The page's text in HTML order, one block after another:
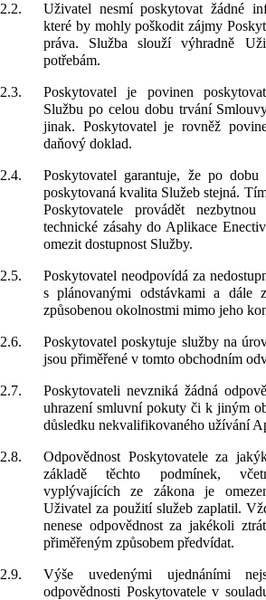
2.2.
Uživatel nesmí poskytovat žádné
které by mohly poškodit zájmy
práva. Služba slouží výhradně
potřebám.
2.3.
Poskytovatel je povinen
Službu po celou dobu trvání
jinak. Poskytovatel je rovněž
daňový doklad.
2.4.
Poskytovatel garantuje, že po
poskytovaná kvalita Služeb stejná.
Poskytovatele provádět
technické zásahy do Aplikace
omezit dostupnost Služby.
2.5.
Poskytovatel neodpovídá za
s plánovanými odstávkami a dále
způsobenou okolnostmi mimo jeho
2.6.
Poskytovatel poskytuje služby na
jsou přiměřené v tomto obchodním
2.7.
Poskytovateli nevzniká žádná
uhrazení smluvní pokuty či k jiným
důsledku nekvalifikovaného užívání
2.8.
Odpovědnost Poskytovatele za
základě těchto podmínek,
vyplývajících ze zákona je
Uživatel za použití služeb zaplatil.
nenese odpovědnost za jakékoli
přiměřeným způsobem předvídat.
2.9.
Výše uvedenými ujednáními
odpovědnosti Poskytovatele v